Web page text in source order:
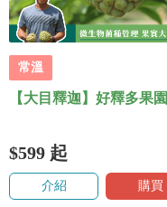
常溫
【大目釋迦】好釋多果園
$599 起
介紹 購買